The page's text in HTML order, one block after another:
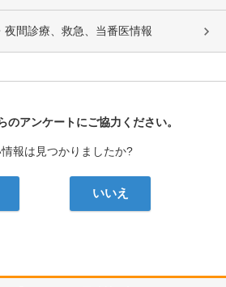
夜間診療、救急、当番医情報
なび
のアンケートにご協力ください。
報は見つかりましたか?
いいえ